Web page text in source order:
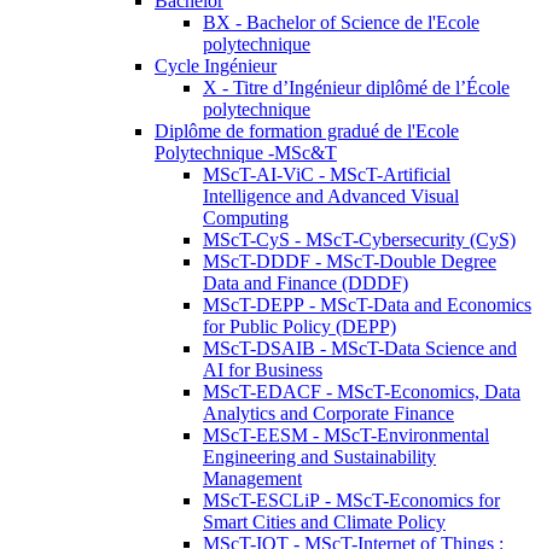
BX - Bachelor of Science de l'Ecole
polytechnique
Cycle Ingénieur
X - Titre d’Ingénieur diplômé de l’École
polytechnique
Diplôme de formation gradué de l'Ecole
Polytechnique -MSc&T
MScT-AI-ViC - MScT-Artificial
Intelligence and Advanced Visual
Computing
MScT-CyS - MScT-Cybersecurity (CyS)
MScT-DDDF - MScT-Double Degree
Data and Finance (DDDF)
MScT-DEPP - MScT-Data and Economics
for Public Policy (DEPP)
MScT-DSAIB - MScT-Data Science and
AI for Business
MScT-EDACF - MScT-Economics, Data
Analytics and Corporate Finance
MScT-EESM - MScT-Environmental
Engineering and Sustainability
Management
MScT-ESCLiP - MScT-Economics for
Smart Cities and Climate Policy
MScT-IOT - MScT-Internet of Things :